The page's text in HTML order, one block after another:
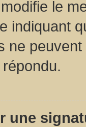
le
indiquant
ne
une